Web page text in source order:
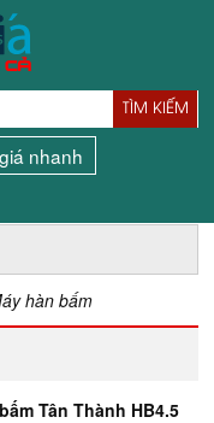
TÌM KIẾM
nhanh
hàn bấm
Tân Thành HB4.5